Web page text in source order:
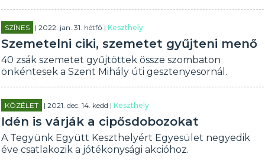
SZÍNES | 2022. jan. 31. hétfő |Keszthely
Szemetelni ciki, szemetet gyűjteni menő
40 zsák szemetet gyűjtöttek össze szombaton
önkéntesek a Szent Mihály úti gesztenyesornál.
KÖZÉLET | 2021. dec. 14. kedd |Keszthely
Idén is várják a cipősdobozokat
A Tegyünk Együtt Keszthelyért Egyesület negyedik
éve csatlakozik a jótékonysági akcióhoz.